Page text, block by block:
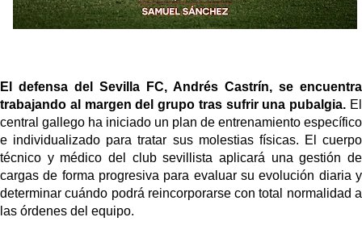
El defensa del Sevilla FC, Andrés Castrín, se encuentra
trabajando al margen del grupo tras sufrir una pubalgia. El
central gallego ha iniciado un plan de entrenamiento específico
e individualizado para tratar sus molestias físicas. El cuerpo
técnico y médico del club sevillista aplicará una gestión de
cargas de forma progresiva para evaluar su evolución diaria y
determinar cuándo podrá reincorporarse con total normalidad a
las órdenes del equipo.